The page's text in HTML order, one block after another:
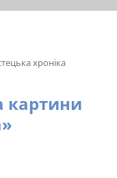
хроніка
картини